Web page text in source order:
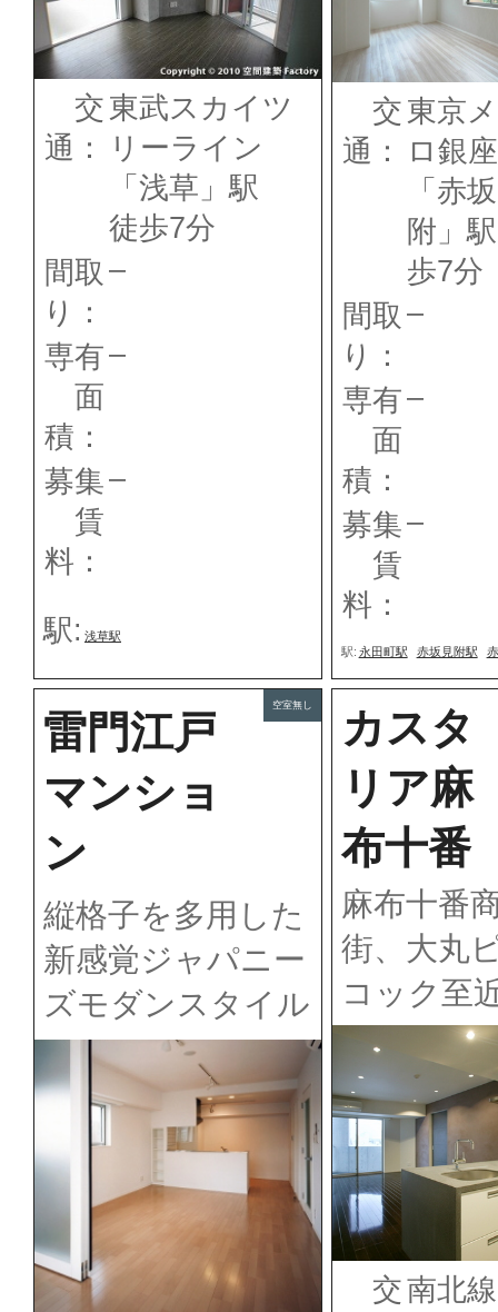
交
通：
東武スカイツ
リーライン
「浅草」駅
徒歩7分
間取
り：
–
専有
面
積：
–
募集
賃
料：
–
駅: 浅草駅
交
通：
東京
ロ銀
「赤
附」
歩7分
間取
り：
–
専有
面
積：
–
募集
賃
料：
–
駅: 永田町駅 赤坂見附駅
雷門江戸
マンショ
ン
縦格子を多用した
新感覚ジャパニー
ズモダンスタイル
空室無し
カスタ
リア麻
布十番
麻布十番
街、大丸
コック至
交南北